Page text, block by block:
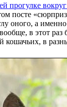
прогулке
посте
оного, а
в этот раз
кошачьих, в